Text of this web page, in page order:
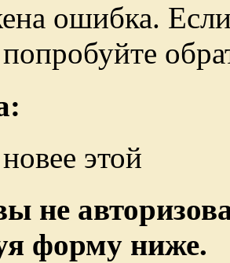
ошибка.
этой
не
форму ниже.